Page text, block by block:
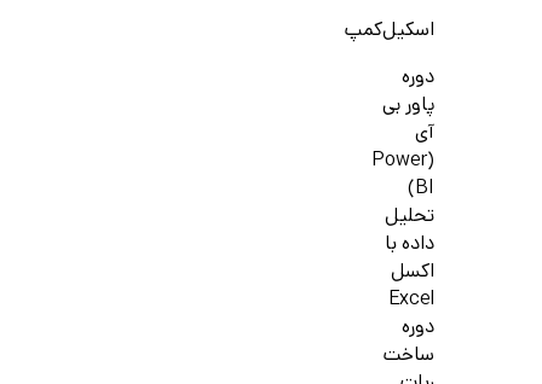
اسکیل‌کمپ
دوره
پاور بی
آی
(Power
BI)
تحلیل
داده با
اکسل
Excel
دوره
ساخت